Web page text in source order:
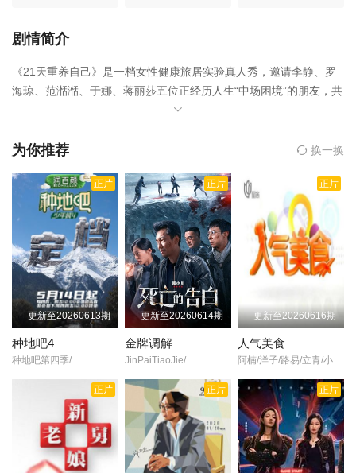
20260701
20260722第10期
剧情简介
《21天重养自己》是一档女性健康旅居实验真人秀，邀请李静、罗
海琼、范湉湉、于娜、蒋丽莎五位正经历人生“中场困境”的朋友，共
同入住“重养小屋”，在这里，她们用科学的方法重新整理身体、饮食
从身体、心理、生活状态等多 维度“重养自己”，探索人生的下半场
检测、打卡、记录变化，和姐姐们一起修复能量，更新生活。
为你推荐 换一换
正片
更新至20260613期
种地吧4
种地吧第四季/
正片
更新至20260614期
金牌调解
JinPaiTiaoJie/
正片
更新至20260616期
人气美食
阿楠/洋子/路易/立青/小美/
正片 正片 正片